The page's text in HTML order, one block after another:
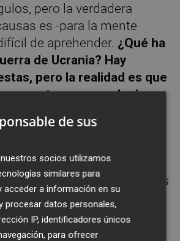
pero la verdadera
es -para la mente
de aprehender. ¿Qué ha
de Ucrania? Hay
pero la realidad es que
certeza, como decía
clara y distinta"
sano juicio el gusta que la
buena para la inversión,
en tecnología y todas
que más habían subido en
recortando en 2022,
así es. ¿Por qué sucede
de sus
socios utilizamos
similares para
acceder a información en su
procesar datos personales,
IP, identificadores únicos
para ofrecer